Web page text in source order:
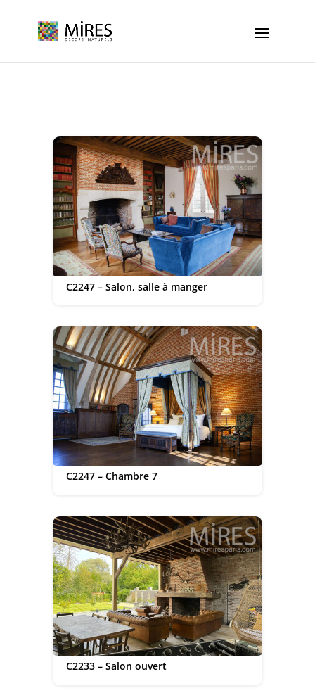
C2247 – Salon, salle à manger
C2247 – Chambre 7
C2233 – Salon ouvert